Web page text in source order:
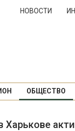
НОВОСТИ
ОБЩЕСТВО
Харькове